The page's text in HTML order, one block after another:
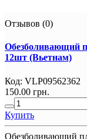
Отзывов (0)
Обезболивающий
12шт (Вьетнам)
Код: VLP09562362
150.00 грн.
Купить
Обезболивающий